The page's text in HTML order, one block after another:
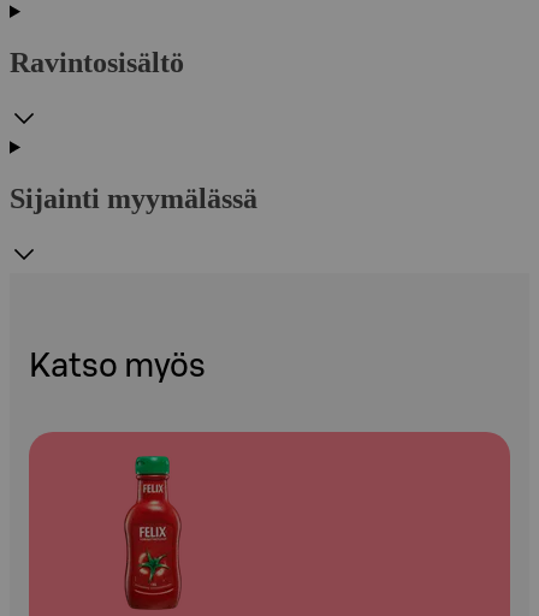
Ravintosisältö
Sijainti myymälässä
Katso myös